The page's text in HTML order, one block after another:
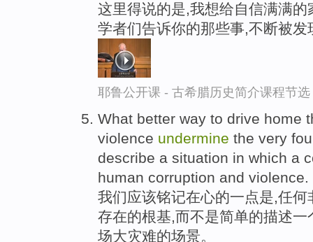
这里得说的是,我想给自信满满
学者们告诉你的那些事,不断被
耶鲁公开课 - 古希腊历史简介课程节选
What better way to drive home
violence undermine the very
describe a situation in which a
human corruption and violence.
我们应该铭记在心的一点是,任
存在的根基,而不是简单的描述
场大灾难的场景。